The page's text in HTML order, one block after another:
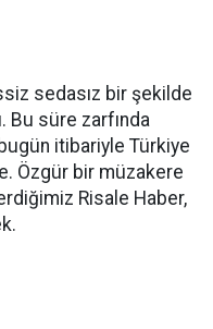
sedasız bir şekilde
Bu süre zarfında
itibariyle Türkiye
Özgür bir müzakere
Risale Haber,